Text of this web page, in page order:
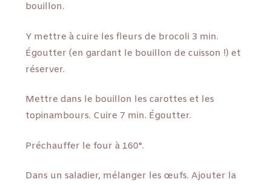
bouillon.
Y mettre à cuire les fleurs de brocoli 3 min.
Égoutter (en gardant le bouillon de cuisson !) et
réserver.
Mettre dans le bouillon les carottes et les
topinambours. Cuire 7 min. Égoutter.
Préchauffer le four à 160°.
Dans un saladier, mélanger les œufs. Ajouter la